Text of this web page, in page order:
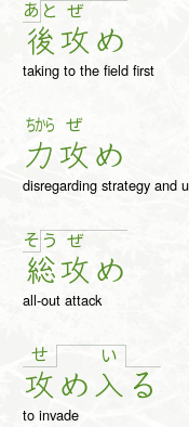
あ と
後
ぜ
攻め
taking to the field first
ちから
力
ぜ
攻め
disregarding strategy and
そ う
総
ぜ
攻め
all-out attack
せ
攻め
い
入 る
to invade